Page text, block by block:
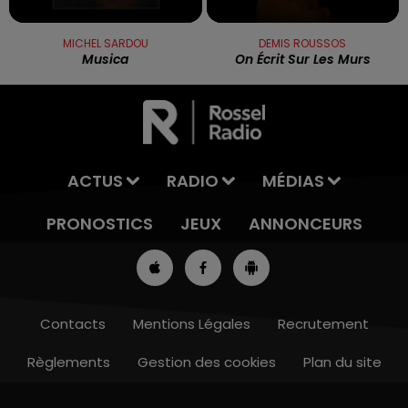
7h00 - 10h00
MICHEL SARDOU
Musica
DEMIS ROUSSOS
On Écrit Sur Les Murs
ACTUS RADIO
MÉDIAS
PRONOSTICS
JEUX ANNONCEURS
Contacts Mentions Légales
Recrutement
Règlements
Gestion des cookies Plan du site